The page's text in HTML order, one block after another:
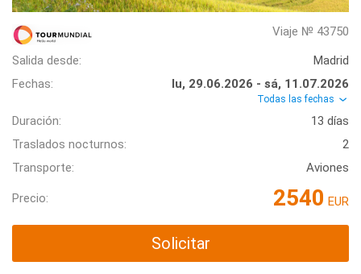
Viaje № 43750
Salida desde:
Madrid
Fechas:
lu, 29.06.2026 - sá, 11.07.2026
Todas las fechas
Duración:
13 días
Traslados nocturnos:
2
Transporte:
Aviones
Precio: 2540 EUR
Solicitar